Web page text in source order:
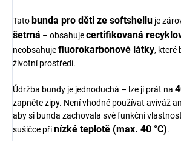
Tatobunda pro děti ze softshellu je
šetrná – obsahujecertifikovaná
neobsahujefluorokarbonové látky, které
životní prostředí.
Údržba bundy je jednoduchá – lze ji prát na
zapněte zipy. Není vhodné používat aviváž
aby si bunda zachovala své funkční
sušičce přinízké teplotě (max. 40 °C).